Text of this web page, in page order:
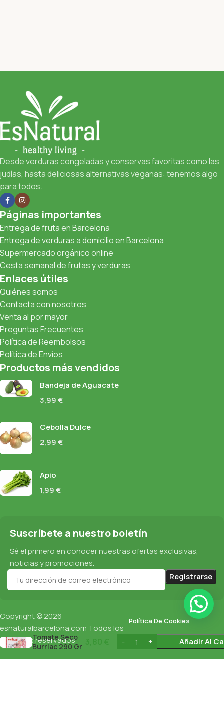
Desde verduras congeladas y conservas favoritas como las
judías, hasta deliciosas alternativas veganas: tenemos algo
para todos.
Páginas importantes
Entrega de fruta en Barcelona
Entrega de verduras a domicilio en Barcelona
Supermercado orgánico online
Cesta semanal de frutas y verduras
Enlaces útiles
Quiénes somos
Contacta con nosotros
Venta al por mayor
Preguntas Frecuentes
Política de Reembolsos
Política de Envíos
Productos más vendidos
Bandeja de Aguacate
3,99€
Cebolla Dulce
2,99€
Apio
1,99€
Suscríbete a nuestro boletín
Sé el primero en conocer nuestras ofertas exclusivas,
noticias y promociones.
Copyright © 2026
esnaturalbarcelona.com Todos los
derechos reservados
Política De Cookies
Protección De Datos
Tomate Seco
Burriac 290 Gr
Añadir Al